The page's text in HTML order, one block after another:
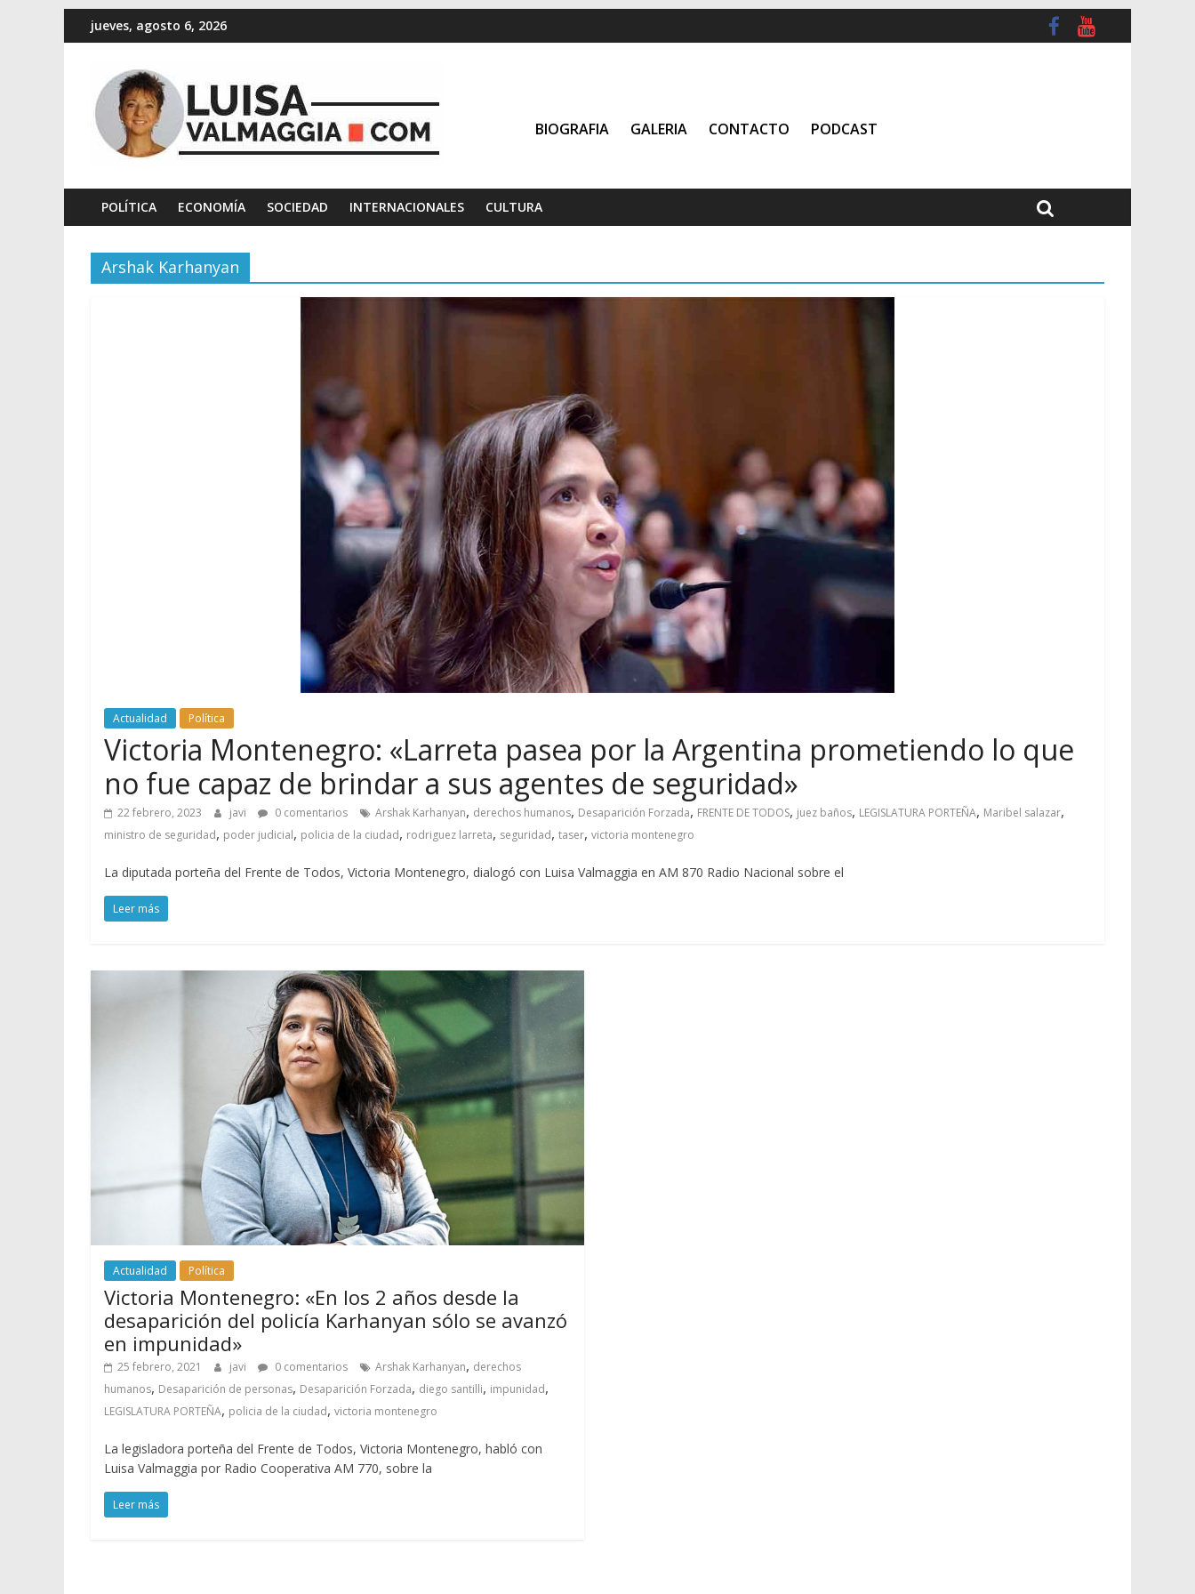
jueves, agosto 6, 2026
BIOGRAFIA GALERIA CONTACTO PODCAST
POLÍTICA ECONOMÍA SOCIEDAD INTERNACIONALES CULTURA
Arshak Karhanyan
Actualidad Política
Victoria Montenegro: «Larreta pasea por la Argentina prometiendo lo que
no fue capaz de brindar a sus agentes de seguridad»
22 febrero, 2023 javi 0 comentarios Arshak Karhanyan, derechos humanos, Desaparición Forzada, FRENTE DE TODOS, juez baños, LEGISLATURA PORTEÑA, Maribel salazar,
ministro de seguridad, poder judicial, policia de la ciudad, rodriguez larreta, seguridad, taser, victoria montenegro
La diputada porteña del Frente de Todos, Victoria Montenegro, dialogó con Luisa Valmaggia en AM 870 Radio Nacional sobre el
Leer más
Actualidad Política
Victoria Montenegro: «En los 2 años desde la
desaparición del policía Karhanyan sólo se avanzó
en impunidad»
25 febrero, 2021 javi 0 comentarios Arshak Karhanyan, derechos
humanos, Desaparición de personas, Desaparición Forzada, diego santilli, impunidad,
LEGISLATURA PORTEÑA, policia de la ciudad, victoria montenegro
La legisladora porteña del Frente de Todos, Victoria Montenegro, habló con
Luisa Valmaggia por Radio Cooperativa AM 770, sobre la
Leer más